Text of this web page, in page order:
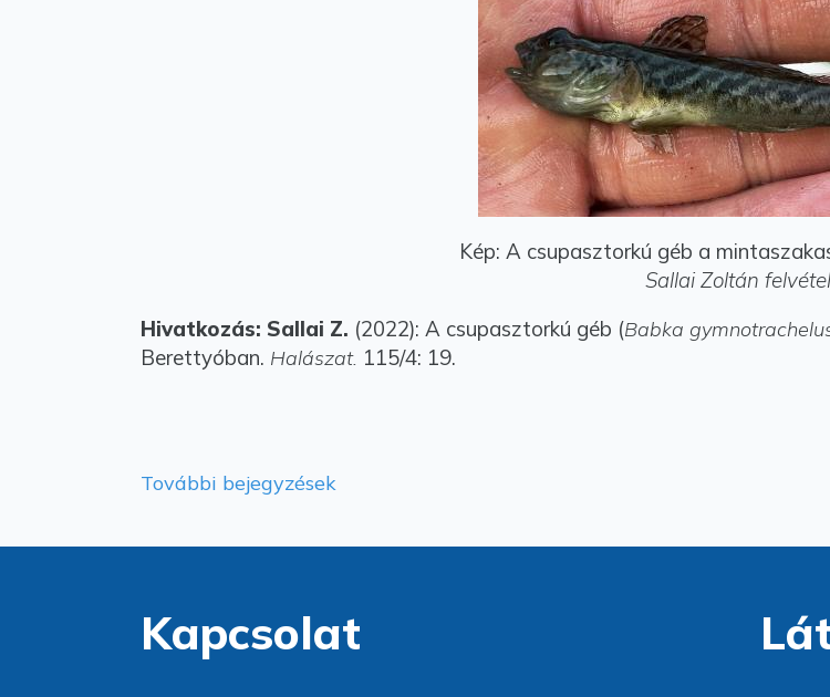
Kép: A csupasztorkú géb a
Sallai Zoltán
Hivatkozás: Sallai Z. (2022): A csupasztorkú géb (Babka
Berettyóban. Halászat. 115/4: 19.
További bejegyzések
Kapcsolat